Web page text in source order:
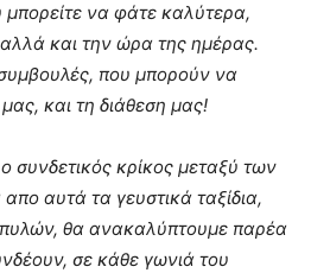
μπορείτε να φάτε καλύτερα,
και την ώρα της ημέρας.
που μπορούν να
και τη διάθεση μας!
συνδετικός κρίκος μεταξύ των
αυτά τα γευστικά ταξίδια,
πυλών, θα ανακαλύπτουμε παρέα
σε κάθε γωνιά του